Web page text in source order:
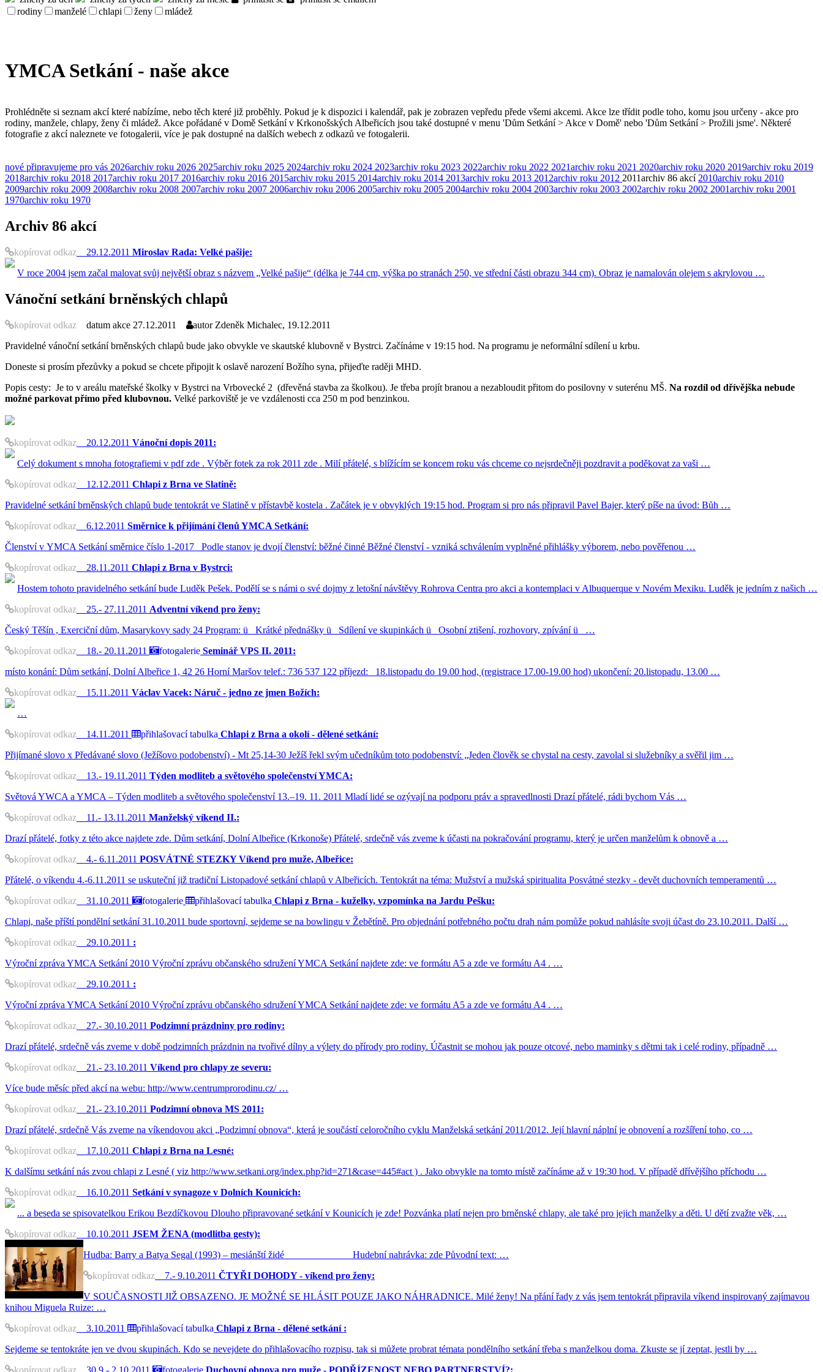
rodiny
manželé chlapi ženy mládež
YMCA Setkání - naše akce
Prohlédněte si seznam akcí které nabízíme, nebo těch které již proběhly. Pokud je k dispozici i kalendář, pak je zobrazen vepředu přede všemi akcemi. Akce lze třídit podle toho, komu jsou určeny - akce pro
rodiny, manžele, chlapy, ženy či mládež. Akce pořádané v Domě Setkání v Krkonošských Albeřicích jsou také dostupné v menu 'Dům Setkání > Akce v Domě' nebo 'Dům Setkání > Prožili jsme'. Některé
fotografie z akcí naleznete ve fotogalerii, více je pak dostupné na dalších webech z odkazů ve fotogalerii.
nové připravujeme pro vás 2026archiv roku 2026 2025archiv roku 2025 2024archiv roku 2024 2023archiv roku 2023 2022archiv roku 2022 2021archiv roku 2021 2020archiv roku 2020 2019archiv roku 2019
2018archiv roku 2018 2017archiv roku 2017 2016archiv roku 2016 2015archiv roku 2015 2014archiv roku 2014 2013archiv roku 2013 2012archiv roku 2012 2011archiv 86 akcí 2010archiv roku 2010
2009archiv roku 2009 2008archiv roku 2008 2007archiv roku 2007 2006archiv roku 2006 2005archiv roku 2005 2004archiv roku 2004 2003archiv roku 2003 2002archiv roku 2002 2001archiv roku 2001
1970archiv roku 1970
Archiv 86 akcí
kopírovat odkaz 29.12.2011 Miroslav Rada: Velké pašije:
V roce 2004 jsem začal malovat svůj největší obraz s názvem „Velké pašije“ (délka je 744 cm, výška po stranách 250, ve střední části obrazu 344 cm). Obraz je namalován olejem s akrylovou …
Vánoční setkání brněnských chlapů
kopírovat odkaz datum akce 27.12.2011 autorZdeněk Michalec, 19.12.2011
Pravidelné vánoční setkání brněnských chlapů bude jako obvykle ve skautské klubovně v Bystrci. Začínáme v 19:15 hod. Na programu je neformální sdílení u krbu.
Doneste si prosím přezůvky a pokud se chcete připojit k oslavě narození Božího syna, přijeďte raději MHD.
Popis cesty: Je to v areálu mateřské školky v Bystrci na Vrbovecké 2 (dřevěná stavba za školkou). Je třeba projít branou a nezabloudit přitom do posilovny v suterénu MŠ. Na rozdíl od dřívějška nebude
možné parkovat přímo před klubovnou. Velké parkoviště je ve vzdálenosti cca 250 m pod benzinkou.
kopírovat odkaz 20.12.2011 Vánoční dopis 2011:
Celý dokument s mnoha fotografiemi v pdf zde . Výběr fotek za rok 2011 zde . Milí přátelé, s blížícím se koncem roku vás chceme co nejsrdečněji pozdravit a poděkovat za vaši …
kopírovat odkaz 12.12.2011 Chlapi z Brna ve Slatině:
Pravidelné setkání brněnských chlapů bude tentokrát ve Slatině v přístavbě kostela . Začátek je v obvyklých 19:15 hod. Program si pro nás připravil Pavel Bajer, který píše na úvod: Bůh …
kopírovat odkaz 6.12.2011 Směrnice k přijímání členů YMCA Setkání:
Členství v YMCA Setkání směrnice číslo 1-2017 Podle stanov je dvojí členství: běžné činné Běžné členství - vzniká schválením vyplněné přihlášky výborem, nebo pověřenou …
kopírovat odkaz 28.11.2011 Chlapi z Brna v Bystrci:
Hostem tohoto pravidelného setkání bude Luděk Pešek. Podělí se s námi o své dojmy z letošní návštěvy Rohrova Centra pro akci a kontemplaci v Albuquerque v Novém Mexiku. Luděk je jedním z našich …
kopírovat odkaz 25.- 27.11.2011 Adventní víkend pro ženy:
Český Těšín , Exerciční dům, Masarykovy sady 24 Program: ü Krátké přednášky ü Sdílení ve skupinkách ü Osobní ztišení, rozhovory, zpívání ü …
kopírovat odkaz 18.- 20.11.2011 fotogalerie Seminář VPS II. 2011:
místo konání: Dům setkání, Dolní Albeřice 1, 42 26 Horní Maršov telef.: 736 537 122 příjezd: 18.listopadu do 19.00 hod, (registrace 17.00-19.00 hod) ukončení: 20.listopadu, 13.00 …
kopírovat odkaz 15.11.2011 Václav Vacek: Náruč - jedno ze jmen Božích:
…
kopírovat odkaz 14.11.2011 přihlašovací tabulka Chlapi z Brna a okolí - dělené setkání:
Přijímané slovo x Předávané slovo (Ježíšovo podobenství) - Mt 25,14-30 Ježíš řekl svým učedníkům toto podobenství: „Jeden člověk se chystal na cesty, zavolal si služebníky a svěřil jim …
kopírovat odkaz 13.- 19.11.2011 Týden modliteb a světového společenství YMCA:
Světová YWCA a YMCA – Týden modliteb a světového společenství 13.–19. 11. 2011 Mladí lidé se ozývají na podporu práv a spravedlnosti Drazí přátelé, rádi bychom Vás …
kopírovat odkaz 11.- 13.11.2011 Manželský víkend II.:
Drazí přátelé, fotky z této akce najdete zde. Dům setkání, Dolní Albeřice (Krkonoše) Přátelé, srdečně vás zveme k účasti na pokračování programu, který je určen manželům k obnově a …
kopírovat odkaz 4.- 6.11.2011 POSVÁTNÉ STEZKY Víkend pro muže, Albeřice:
Přátelé, o víkendu 4.-6.11.2011 se uskuteční již tradiční Listopadové setkání chlapů v Albeřicích. Tentokrát na téma: Mužství a mužská spiritualita Posvátné stezky - devět duchovních temperamentů …
kopírovat odkaz 31.10.2011 fotogalerie přihlašovací tabulka Chlapi z Brna - kuželky, vzpomínka na Jardu Pešku:
Chlapi, naše příští pondělní setkání 31.10.2011 bude sportovní, sejdeme se na bowlingu v Žebětíně. Pro objednání potřebného počtu drah nám pomůže pokud nahlásíte svoji účast do 23.10.2011. Další …
kopírovat odkaz 29.10.2011 :
Výroční zpráva YMCA Setkání 2010 Výroční zprávu občanského sdružení YMCA Setkání najdete zde: ve formátu A5 a zde ve formátu A4 . …
kopírovat odkaz 29.10.2011 :
Výroční zpráva YMCA Setkání 2010 Výroční zprávu občanského sdružení YMCA Setkání najdete zde: ve formátu A5 a zde ve formátu A4 . …
kopírovat odkaz 27.- 30.10.2011 Podzimní prázdniny pro rodiny:
Drazí přátelé, srdečně vás zveme v době podzimních prázdnin na tvořivé dílny a výlety do přírody pro rodiny. Účastnit se mohou jak pouze otcové, nebo maminky s dětmi tak i celé rodiny, případně …
kopírovat odkaz 21.- 23.10.2011 Víkend pro chlapy ze severu:
Více bude měsíc před akcí na webu: http://www.centrumprorodinu.cz/ …
kopírovat odkaz 21.- 23.10.2011 Podzimní obnova MS 2011:
Drazí přátelé, srdečně Vás zveme na víkendovou akci „Podzimní obnova“, která je součástí celoročního cyklu Manželská setkání 2011/2012. Její hlavní náplní je obnovení a rozšíření toho, co …
kopírovat odkaz 17.10.2011 Chlapi z Brna na Lesné:
K dalšímu setkání nás zvou chlapi z Lesné ( viz http://www.setkani.org/index.php?id=271&case=445#act ) . Jako obvykle na tomto místě začínáme až v 19:30 hod. V případě dřívějšího příchodu …
kopírovat odkaz 16.10.2011 Setkání v synagoze v Dolních Kounicích:
... a beseda se spisovatelkou Erikou Bezdíčkovou Dlouho připravované setkání v Kounicích je zde! Pozvánka platí nejen pro brněnské chlapy, ale také pro jejich manželky a děti. U dětí zvažte věk, …
kopírovat odkaz 10.10.2011 JSEM ŽENA (modlitba gesty):
Hudba: Barry a Batya Segal (1993) – mesiánští židé Hudební nahrávka: zde Původní text: …
kopírovat odkaz 7.- 9.10.2011 ČTYŘI DOHODY - víkend pro ženy:
V SOUČASNOSTI JIŽ OBSAZENO. JE MOŽNÉ SE HLÁSIT POUZE JAKO NÁHRADNICE. Milé ženy! Na přání řady z vás jsem tentokrát připravila víkend inspirovaný zajímavou
knihou Miguela Ruize: …
kopírovat odkaz 3.10.2011 přihlašovací tabulka Chlapi z Brna - dělené setkání :
Sejdeme se tentokráte jen ve dvou skupinách. Kdo se nevejdete do přihlašovacího rozpisu, tak si můžete probrat témata pondělního setkání třeba s manželkou doma. Zkuste se jí zeptat, jestli by …
kopírovat odkaz 30.9.- 2.10.2011 fotogalerie Duchovní obnova pro muže - PODŘÍZENOST NEBO PARTNERSTVÍ?: